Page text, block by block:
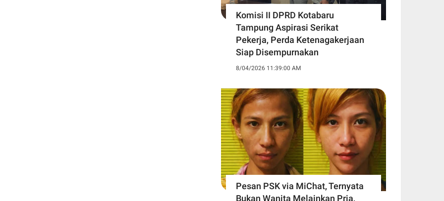
Komisi II DPRD Kotabaru
Tampung Aspirasi Serikat
Pekerja, Perda Ketenagakerjaan
Siap Disempurnakan
8/04/2026 11:39:00 AM
Pesan PSK via MiChat, Ternyata
Bukan Wanita Melainkan Pria,